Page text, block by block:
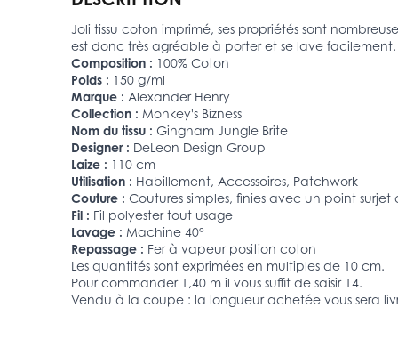
Joli tissu coton imprimé, ses propriétés sont
est donc très agréable à porter et se lave facilement.
Composition : 100% Coton
Poids : 150 g/ml
Marque : Alexander Henry
Collection : Monkey's Bizness
Nom du tissu : Gingham Jungle Brite
Designer : DeLeon Design Group
Laize : 110 cm
Utilisation : Habillement, Accessoires, Patchwork
Couture : Coutures simples, finies avec un point surjet
Fil : Fil polyester tout usage
Lavage : Machine 40°
Repassage : Fer à vapeur position coton
Les quantités sont exprimées en multiples de 10 cm.
Pour commander 1,40 m il vous suffit de saisir 14.
Vendu à la coupe : la longueur achetée vous sera